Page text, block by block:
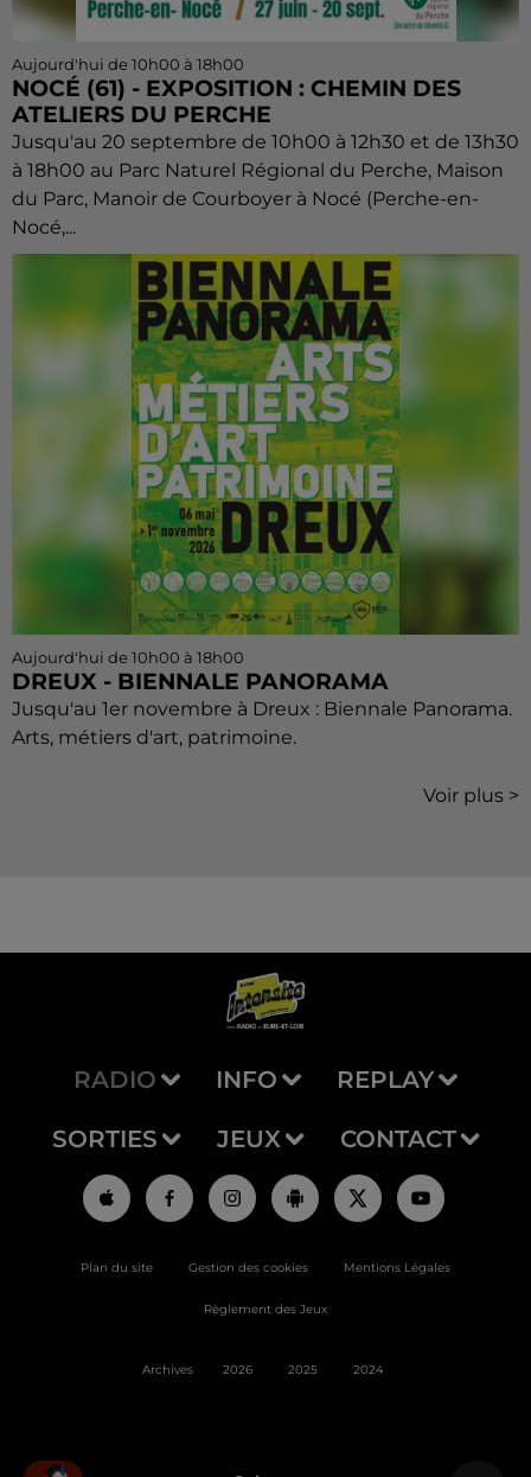
Aujourd'hui de 10h00 à 18h00
NOCÉ (61) - EXPOSITION : CHEMIN DES
ATELIERS DU PERCHE
Jusqu'au 20 septembre de 10h00 à 12h30 et de 13h30
à 18h00 au Parc Naturel Régional du Perche, Maison
du Parc, Manoir de Courboyer à Nocé (Perche-en-
Nocé,...
Aujourd'hui de 10h00 à 18h00
DREUX - BIENNALE PANORAMA
Jusqu'au 1er novembre à Dreux : Biennale Panorama.
Arts, métiers d'art, patrimoine.
Voir plus >
RADIO INFO REPLAY
SORTIES JEUX CONTACT
Plan du site Gestion des cookies Mentions Légales
Règlement des Jeux
Archives 2026 2025 2024